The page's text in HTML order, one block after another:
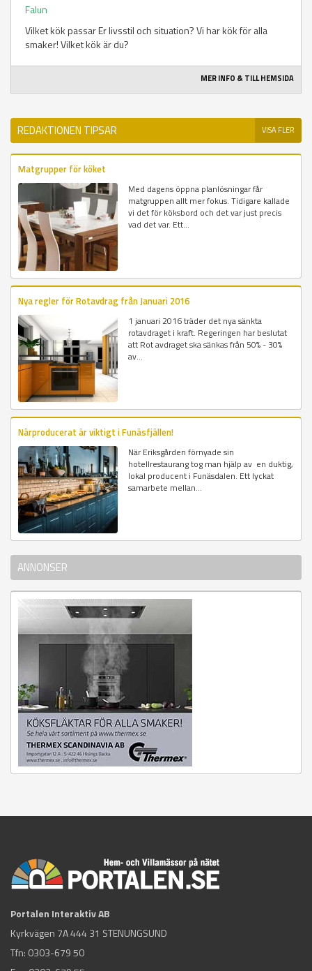
Falun
Vilket kök passar Er livsstil och situation? Vi har kök för alla
smaker! Vilket kök är du?
MER INFO & TILL HEMSIDA
REDAKTIONEN TIPSAR VISA FLER
Matgrupper för köket
Med dagens öppna planlösningar får
matgruppen allt mer fokus. Tidigare kallade
vi det för köksbord och det var just precis
vad det var. Ett...
Nya regler för Rotavdrag från Januari 2016
1 januari 2016 träder det nya sänkta
rotavdraget i kraft. Regeringen har beslutat
att Rot avdraget ska sänkas från 50% - 30%
av...
Närproducerat är viktigt i Funäsfjällen!
När Eriksgården förnyade sin
hotellrestaurang tog man hjälp av en duktig,
lokal producent i Funäsdalen. Ett lyckat
samarbete mellan...
ANNONSER
Portalen Interaktiv AB
Kyrkvägen 7A 444 31 STENUNGSUND
Tfn: 0303-679 50